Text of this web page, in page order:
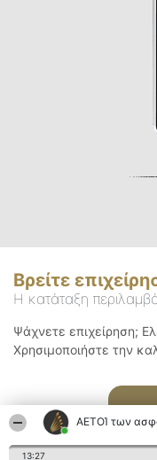
ΑΕΤΟΊ των
13:27
Βρείτε
Η κατάταξη
Ψάχνετε επιχείρηση;
Χρησιμοποιήστε την